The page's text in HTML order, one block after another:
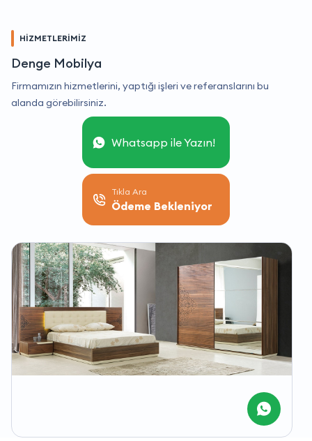
HİZMETLERİMİZ
Denge Mobilya
Firmamızın hizmetlerini, yaptığı işleri ve referanslarını bu
alanda görebilirsiniz.
Whatsapp ile Yazın!
Tıkla Ara
Ödeme Bekleniyor